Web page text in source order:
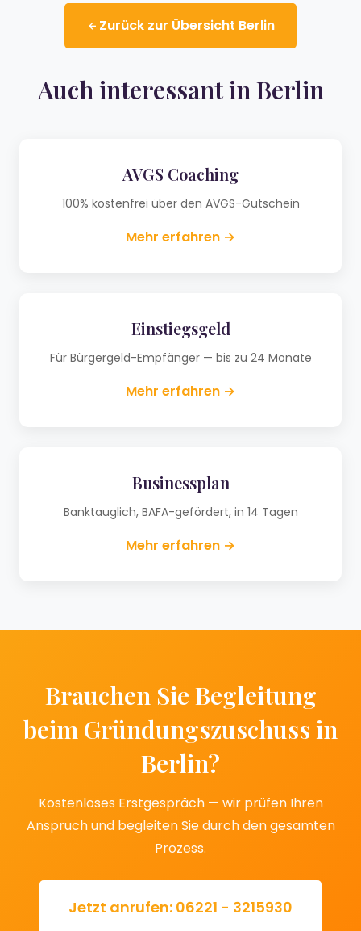
Zurück zur Übersicht Berlin
Auch interessant in Berlin
AVGS Coaching
100% kostenfrei über den AVGS-Gutschein
Mehr erfahren →
Einstiegsgeld
Für Bürgergeld-Empfänger — bis zu 24 Monate
Mehr erfahren →
Businessplan
Banktauglich, BAFA-gefördert, in 14 Tagen
Mehr erfahren →
Brauchen Sie Begleitung
beim Gründungszuschuss in
Berlin?
Kostenloses Erstgespräch — wir prüfen Ihren
Anspruch und begleiten Sie durch den gesamten
Prozess.
Jetzt anrufen: 06221 - 3215930